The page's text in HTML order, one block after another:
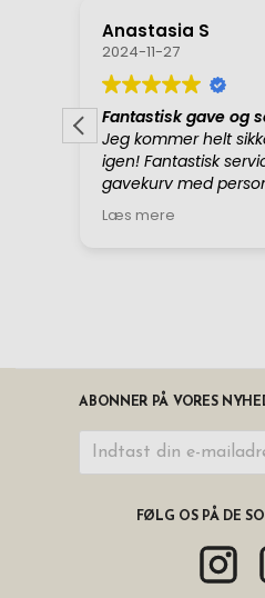
ABONNER PÅ VORES
FØLG OS PÅ DE